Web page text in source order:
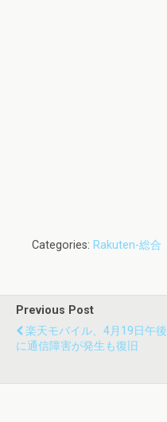
Categories: Rakuten-総合
Previous Post
楽天モバイル、4月19日午後
に通信障害が発生も復旧